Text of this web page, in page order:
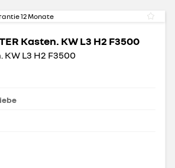
12Monate
Kasten. KW L3 H2 F3500
KW L3 H2 F3500